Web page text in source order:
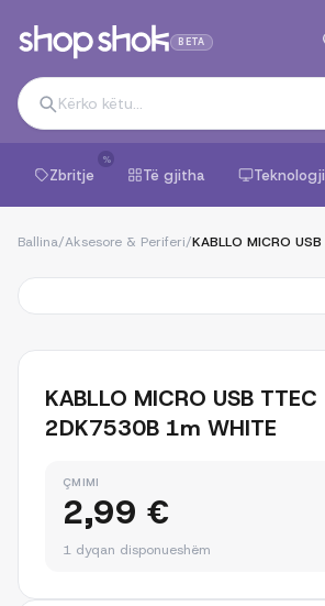
BETA
Zbritje
%
Të gjitha Teknologji
Ballina/Aksesore & Periferi/
KABLLO MICRO USB TTEC
2DK7530B 1m WHITE
ÇMIMI
2,99 €
1 dyqan disponueshëm